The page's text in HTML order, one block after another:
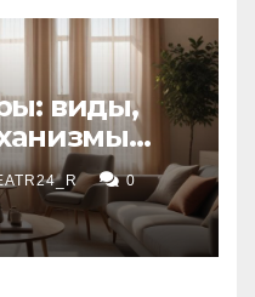
виды,
0